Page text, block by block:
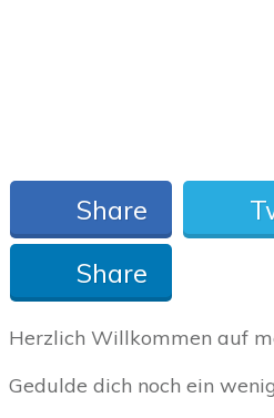
Share
Share
Herzlich Willkommen auf
Gedulde dich noch ein